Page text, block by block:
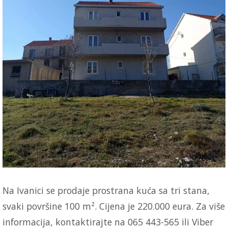
Na Ivanici se prodaje prostrana kuća sa tri stana,
svaki površine 100 m². Cijena je 220.000 eura. Za više
informacija, kontaktirajte na 065 443-565 ili Viber